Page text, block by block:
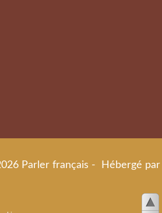
Parler français - Hébergé par